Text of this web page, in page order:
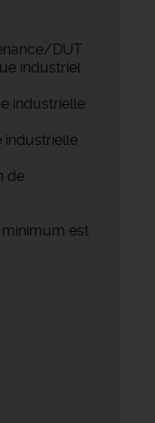
DUT
industriel
industrielle
industrielle
de
minimum est